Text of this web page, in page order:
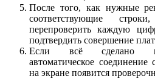
После того, как нужные
соответствующие
перепроверить каждую
подтвердить совершение
Если всё сделано
автоматическое
на экране появится